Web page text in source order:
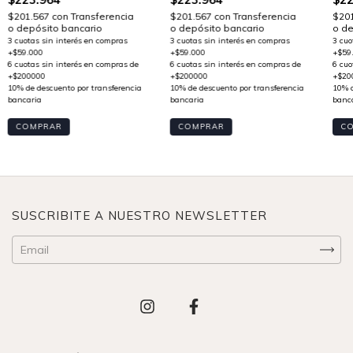
$201.567 con Transferencia
o depósito bancario
COMPRAR
$201.567 con Transferencia
o depósito bancario
COMPRAR
o
SUSCRIBITE A NUESTRO NEWSLETTER